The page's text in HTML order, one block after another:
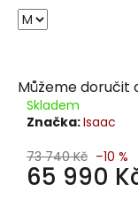
Můžeme doručit
Skladem
Značka:Isaac
73 740 Kč –10 %
65 990
o
p
o
u